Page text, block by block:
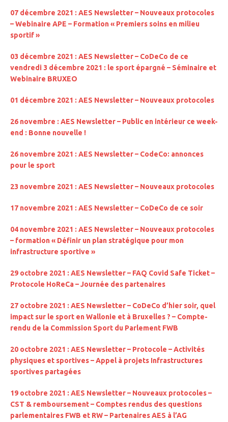
07 décembre 2021 : AES Newsletter – Nouveaux protocoles
– Webinaire APE – Formation « Premiers soins en milieu
sportif »
03 décembre 2021 : AES Newsletter – CoDeCo de ce
vendredi 3 décembre 2021 : le sport épargné – Séminaire et
Webinaire BRUXEO
01 décembre 2021 : AES Newsletter – Nouveaux protocoles
26 novembre : AES Newsletter – Public en intérieur ce week-
end : Bonne nouvelle !
26 novembre 2021 : AES Newsletter – CodeCo: annonces
pour le sport
23 novembre 2021 : AES Newsletter – Nouveaux protocoles
17 novembre 2021 : AES Newsletter – CoDeCo de ce soir
04 novembre 2021 : AES Newsletter – Nouveaux protocoles
– formation « Définir un plan stratégique pour mon
infrastructure sportive »
29 octobre 2021 : AES Newsletter – FAQ Covid Safe Ticket –
Protocole HoReCa – Journée des partenaires
27 octobre 2021 : AES Newsletter – CoDeCo d’hier soir, quel
impact sur le sport en Wallonie et à Bruxelles ? – Compte-
rendu de la Commission Sport du Parlement FWB
20 octobre 2021 : AES Newsletter – Protocole – Activités
physiques et sportives – Appel à projets Infrastructures
sportives partagées
19 octobre 2021 : AES Newsletter – Nouveaux protocoles –
CST & remboursement – Comptes rendus des questions
parlementaires FWB et RW – Partenaires AES à l’AG